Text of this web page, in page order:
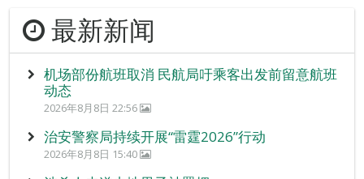
最新新闻
机场部份航班取消 民航局吁乘客出发前留意航班
动态
2026年8月8日 22:56
治安警察局持续开展“雷霆2026”行动
2026年8月8日 15:40